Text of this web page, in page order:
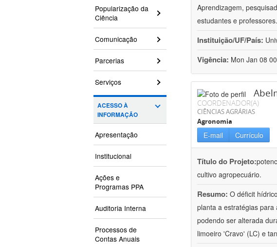
Popularização da
Ciência
Comunicação
Parcerias
Serviços
ACESSO À
INFORMAÇÃO
Apresentação
Institucional
Ações e
Programas PPA
Auditoria Interna
Processos de
Contas Anuais
Aprendizagem,
estudantes e
Instituição/UF/País:
Vigência: Mon Jan 08
COORDENADOR(A)
CIÊNCIAS AGRÁRIAS
Agronomia
E-mail Currículo
Título do Projeto:
cultivo agropecuário.
Resumo: O déficit
planta a estratégias para
podendo ser alterada
limoeiro 'Cravo' (LC) e